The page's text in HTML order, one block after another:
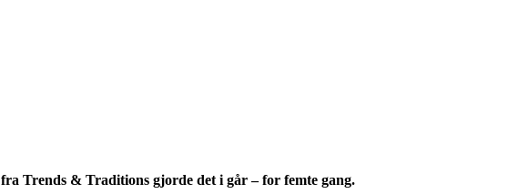
Trends & Traditions gjorde det i går – for femte gang.